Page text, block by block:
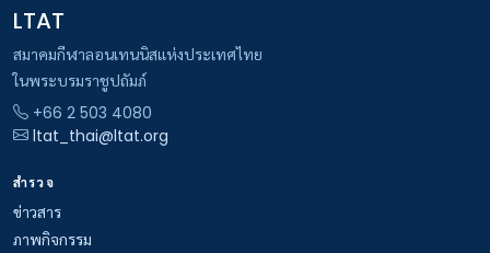
LTAT
สมาคมกีฬาลอนเทนนิสแห่งประเทศไทย
ในพระบรมราชูปถัมภ์
+66 2 503 4080
ltat_thai@ltat.org
สำรวจ
ข่าวสาร
ภาพกิจกรรม